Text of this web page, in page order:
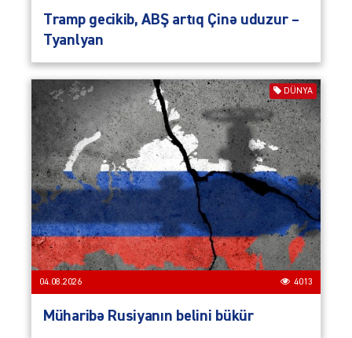
Tramp gecikib, ABŞ artıq Çinə uduzur –
Tyanlyan
DÜNYA
04.08.2026 4013
Müharibə Rusiyanın belini bükür